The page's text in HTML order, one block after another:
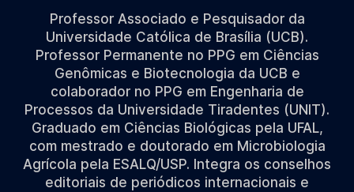
Professor Associado e Pesquisador da
Universidade Católica de Brasília (UCB).
Professor Permanente no PPG em Ciências
Genômicas e Biotecnologia da UCB e
colaborador no PPG em Engenharia de
Processos da Universidade Tiradentes (UNIT).
Graduado em Ciências Biológicas pela UFAL,
com mestrado e doutorado em Microbiologia
Agrícola pela ESALQ/USP. Integra os conselhos
editoriais de periódicos internacionais e